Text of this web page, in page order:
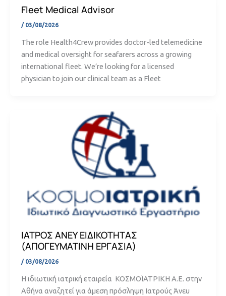
Fleet Medical Advisor
/ 03/08/2026
The role Health4Crew provides doctor-led telemedicine
and medical oversight for seafarers across a growing
international fleet. We’re looking for a licensed
physician to join our clinical team as a Fleet
ΙΑΤΡΟΣ ΑΝΕΥ ΕΙΔΙΚΟΤΗΤΑΣ
(ΑΠΟΓΕΥΜΑΤΙΝΗ ΕΡΓΑΣΙΑ)
/ 03/08/2026
Η ιδιωτική ιατρική εταιρεία ΚΟΣΜΟΪΑΤΡΙΚΗ Α.Ε. στην
Αθήνα αναζητεί για άμεση πρόσληψη Ιατρούς Άνευ